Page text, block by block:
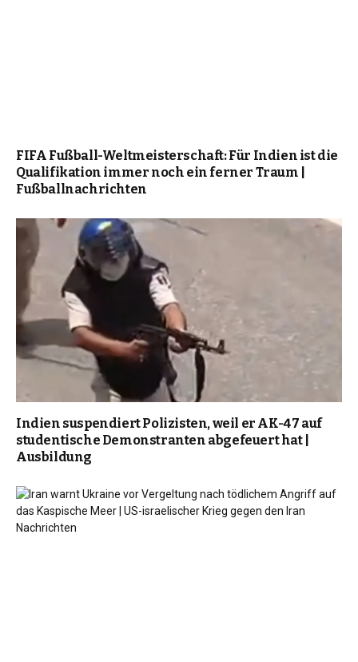
FIFA Fußball-Weltmeisterschaft: Für Indien ist die
Qualifikation immer noch ein ferner Traum |
Fußballnachrichten
Indien suspendiert Polizisten, weil er AK-47 auf
studentische Demonstranten abgefeuert hat |
Ausbildung